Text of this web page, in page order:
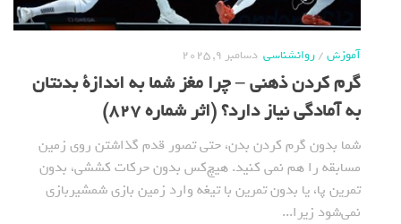
آموزش/روانشناسی دسامبر 9, 2025
گرم کردن ذهنی – چرا مغز شما به اندازة بدنتان
به آمادگی نیاز دارد؟ (اثر شماره 827)
شما بدون گرم کردن بدن، حتی تصور قدم گذاشتن روی زمین
مسابقه را هم نمی کنید. هیچ‌کس بدون حرکات کششی، بدون
تمرین پا، یا بدون تمرین با تیغه وارد زمین بازی شمشیربازی
نمی‌شود زیرا...